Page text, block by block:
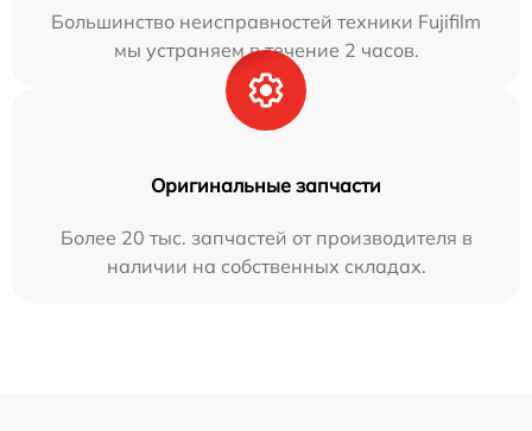
Большинство неисправностей техники Fujifilm
мы устраняем в течение 2 часов.
Оригинальные запчасти
Более 20 тыс. запчастей от производителя в
наличии на собственных складах.